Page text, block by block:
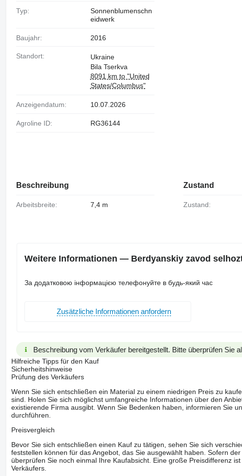
Typ:
Sonnenblumenschn
eidwerk
Baujahr: 2016
Standort:
Ukraine
Bila Tserkva
8091 km to "United
States/Columbus"
Anzeigendatum: 10.07.2026
Agroline ID: RG36144
Beschreibung
Arbeitsbreite: 7,4 m
Zustand
Zustand:
Weitere Informationen — Berdyanskiy zavod
За додатковою інформацією телефонуйте в будь-який час
Zusätzliche Informationen anfordern
Beschreibung vom Verkäufer bereitgestellt. Bitte überprüfen Sie
Hilfreiche Tipps für den Kauf
Sicherheitshinweise
Prüfung des Verkäufers
Wenn Sie sich entschließen ein Material zu einem niedrigen Preis zu
sind. Holen Sie sich möglichst umfangreiche Informationen über den
existierende Firma ausgibt. Wenn Sie Bedenken haben, informieren Sie
durchführen.
Preisvergleich
Bevor Sie sich entschließen einen Kauf zu tätigen, sehen Sie sich
feststellen können für das Angebot, das Sie ausgewählt haben. Sofern
überprüfen Sie noch einmal Ihre Kaufabsicht. Eine große Preisdifferenz
Verkäufers.